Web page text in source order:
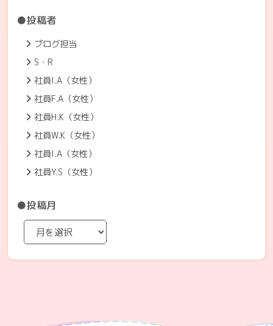
●投稿者
ブログ担当
S・R
社員I.A（女性）
社員F.A（女性）
社員H.K（女性）
社員W.K（女性）
社員I.A（女性）
社員Y.S（女性）
●投稿月